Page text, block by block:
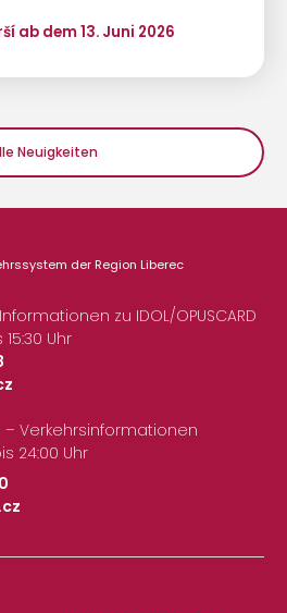
ab dem 13. Juni 2026
Neuigkeiten
der Region Liberec
zu IDOL/OPUSCARD
Uhr
Verkehrsinformationen
24:00 Uhr